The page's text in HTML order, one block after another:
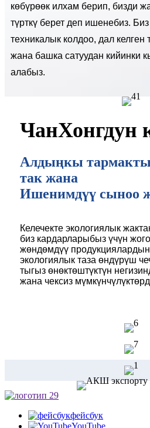
көбүрөөк илхам берип, бизди
түрткү берет деп ишенебиз.
техникалык колдоо, дал келген
жана башка сатуудан кийинки
алабыз.
ЧанХонгдун
Алдыңкы
так жана
Ишенимдүү сыноо
Келечекте экологиялык
биз кардарларыбыз үчүн
жөндөмдүү
экологиялык таза өндүрүш
тыгыз өнөктөштүктүн
жана чексиз
фейсбук
YouTube